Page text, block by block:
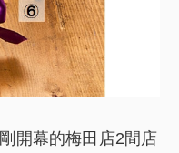
開幕的梅田店2間店